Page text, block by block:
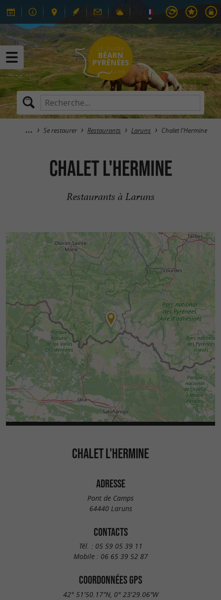
Se restaurer Restaurants Laruns Chalet l'Hermine
Chalet l'Hermine
Restaurants à Laruns
CHALET L'HERMINE
ADRESSE
Pont de Camps
64440 Laruns
CONTACTS
Tél. : 05 59 05 39 11
Mobile : 06 65 39 52 87
COORDONNÉES GPS
42° 51'50.17"N, 0° 23'29.06"W